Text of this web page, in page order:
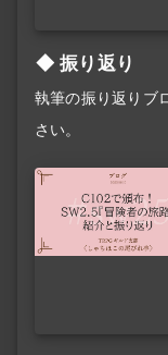
振り返り
執筆の振り返りブ
さい。